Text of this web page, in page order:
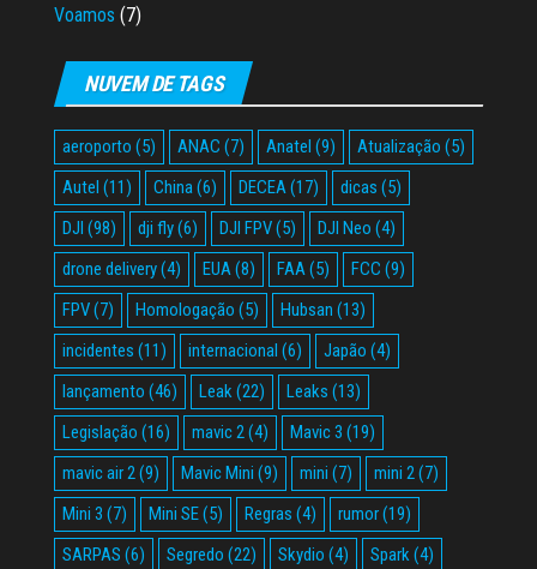
Voamos (7)
NUVEM DE TAGS
aeroporto (5) ANAC (7) Anatel (9) Atualização (5)
Autel (11) China(6) DECEA(17) dicas (5)
DJI (98) dji fly(6) DJI FPV(5) DJI Neo (4)
drone delivery(4) EUA(8) FAA(5) FCC (9)
FPV(7) Homologação (5) Hubsan (13)
incidentes (11) internacional (6) Japão (4)
lançamento (46) Leak(22) Leaks (13)
Legislação (16) mavic 2(4) Mavic 3 (19)
mavic air 2(9) Mavic Mini (9) mini (7) mini 2(7)
Mini 3 (7) Mini SE(5) Regras (4) rumor(19)
SARPAS (6) Segredo (22) Skydio (4) Spark(4)